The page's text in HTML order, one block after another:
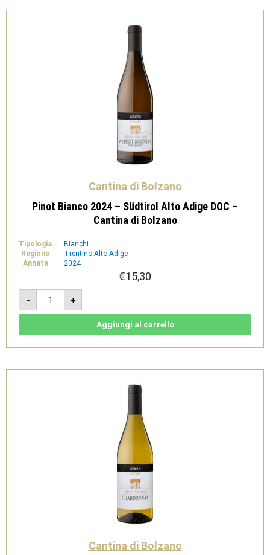
Cantina
Cantina di Bolzano
Pinot Bianco 2024 – Südtirol Alto Adige DOC –
Cantina di Bolzano
Tipologia
Bianchi
Regione
Trentino Alto Adige
Annata
2024
€15,30
-
Pinot
Bianco
2024
-
DOC
di
+
Aggiungi al carrello
Cantina di Bolzano